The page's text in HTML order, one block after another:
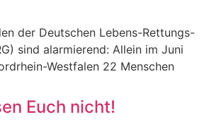
der Deutschen Lebens-Rettungs-
sind alarmierend: Allein im Juni
Westfalen 22 Menschen
Euch nicht!